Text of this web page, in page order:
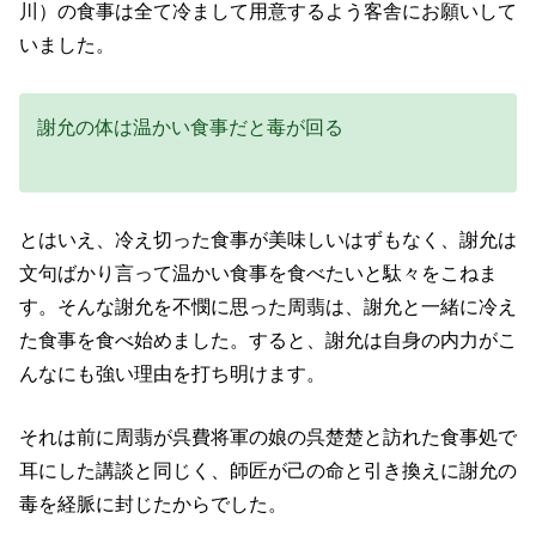
川）の食事は全て冷まして用意するよう客舎にお願いして
いました。
謝允の体は温かい食事だと毒が回る
とはいえ、冷え切った食事が美味しいはずもなく、謝允は
文句ばかり言って温かい食事を食べたいと駄々をこねま
す。そんな謝允を不憫に思った周翡は、謝允と一緒に冷え
た食事を食べ始めました。すると、謝允は自身の内力がこ
んなにも強い理由を打ち明けます。
それは前に周翡が呉費将軍の娘の呉楚楚と訪れた食事処で
耳にした講談と同じく、師匠が己の命と引き換えに謝允の
毒を経脈に封じたからでした。